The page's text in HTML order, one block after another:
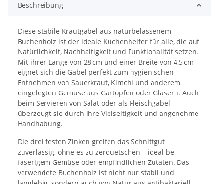
Beschreibung
Diese stabile Krautgabel aus naturbelassenem
Buchenholz ist der ideale Küchenhelfer für alle, die auf
Natürlichkeit, Nachhaltigkeit und Funktionalität setzen.
Mit ihrer Länge von 28 cm und einer Breite von 4,5 cm
eignet sich die Gabel perfekt zum hygienischen
Entnehmen von Sauerkraut, Kimchi und anderem
eingelegten Gemüse aus Gärtöpfen oder Gläsern. Auch
beim Servieren von Salat oder als Fleischgabel
überzeugt sie durch ihre Vielseitigkeit und angenehme
Handhabung.
Die drei festen Zinken greifen das Schnittgut
zuverlässig, ohne es zu zerquetschen – ideal bei
faserigem Gemüse oder empfindlichen Zutaten. Das
verwendete Buchenholz ist nicht nur stabil und